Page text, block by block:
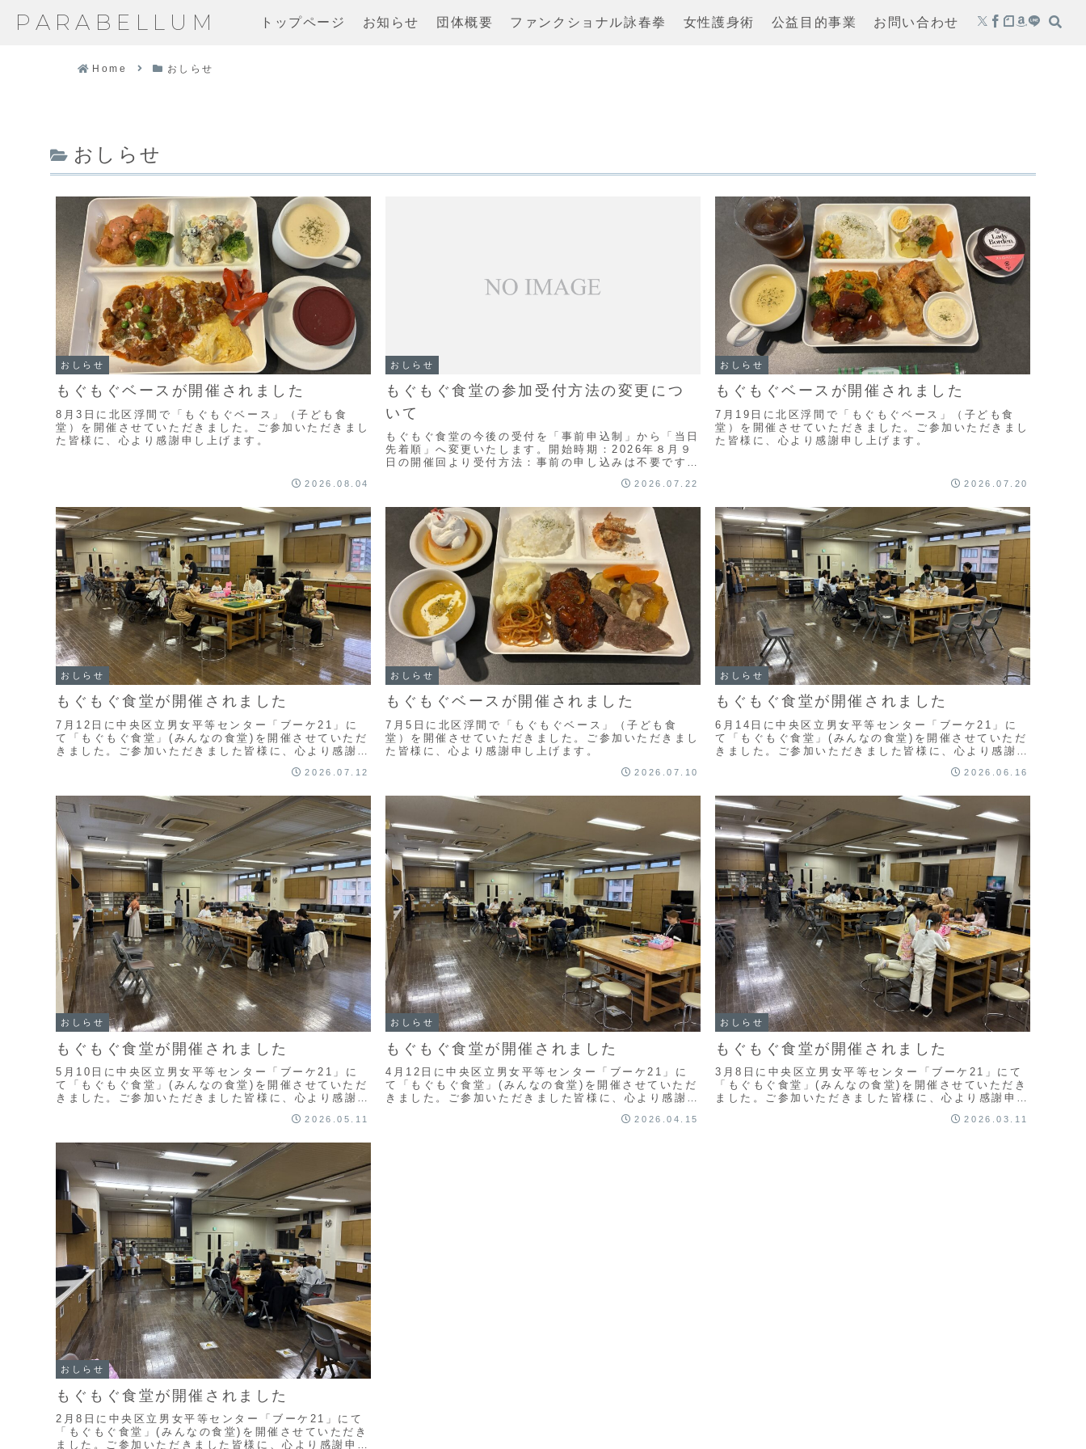
PARABELLUM トップページ お知らせ 団体概要 ファンクショナル詠春拳 女性護身術 公益目的事業 お問い合わせ
Home おしらせ
おしらせ
おしらせ
もぐもぐベースが開催されました
8月3日に北区浮間で「もぐもぐベース」（子ども食
堂）を開催させていただきました。ご参加いただきまし
た皆様に、心より感謝申し上げます。
2026.08.04
おしらせ
もぐもぐ食堂の参加受付方法の変更につ
いて
もぐもぐ食堂の今後の受付を「事前申込制」から「当日
先着順」へ変更いたします。開始時期：2026年８月９
日の開催回より受付方法：事前の申し込みは不要です。
2026.07.22
おしらせ
もぐもぐベースが開催されました
7月19日に北区浮間で「もぐもぐベース」（子ども食
堂）を開催させていただきました。ご参加いただきまし
た皆様に、心より感謝申し上げます。
2026.07.20
おしらせ
もぐもぐ食堂が開催されました
7月12日に中央区立男女平等センター「ブーケ21」に
て「もぐもぐ食堂」(みんなの食堂)を開催させていただ
きました。ご参加いただきました皆様に、心より感謝申
2026.07.12
おしらせ
もぐもぐベースが開催されました
7月5日に北区浮間で「もぐもぐベース」（子ども食
堂）を開催させていただきました。ご参加いただきまし
た皆様に、心より感謝申し上げます。
2026.07.10
おしらせ
もぐもぐ食堂が開催されました
6月14日に中央区立男女平等センター「ブーケ21」に
て「もぐもぐ食堂」(みんなの食堂)を開催させていただ
きました。ご参加いただきました皆様に、心より感謝申
2026.06.16
おしらせ
もぐもぐ食堂が開催されました
5月10日に中央区立男女平等センター「ブーケ21」に
て「もぐもぐ食堂」(みんなの食堂)を開催させていただ
きました。ご参加いただきました皆様に、心より感謝申
2026.05.11
おしらせ
もぐもぐ食堂が開催されました
4月12日に中央区立男女平等センター「ブーケ21」に
て「もぐもぐ食堂」(みんなの食堂)を開催させていただ
きました。ご参加いただきました皆様に、心より感謝申
2026.04.15
おしらせ
もぐもぐ食堂が開催されました
3月8日に中央区立男女平等センター「ブーケ21」にて
「もぐもぐ食堂」(みんなの食堂)を開催させていただき
ました。ご参加いただきました皆様に、心より感謝申し
2026.03.11
おしらせ
もぐもぐ食堂が開催されました
2月8日に中央区立男女平等センター「ブーケ21」にて
「もぐもぐ食堂」(みんなの食堂)を開催させていただき
ました。ご参加いただきました皆様に、心より感謝申し